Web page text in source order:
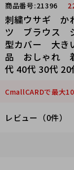
商品番号:21396
刺繍ウサギ か
ツ ブラウス
型カバー 大
品 おしゃれ
代 40代 30代
CmallCARDで最大
レビュー（0件）